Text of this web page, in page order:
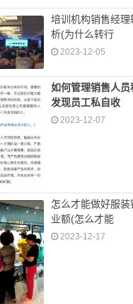
培训机构销售经
析(为什么转行
2023-12-05
如何管理销售人
发现员工私自收
2023-12-07
怎么才能做好服
业额(怎么才能
2023-12-17